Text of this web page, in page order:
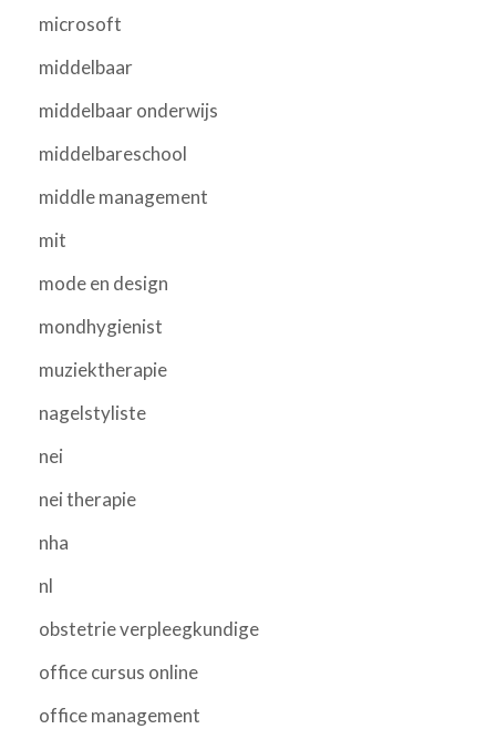
microsoft
middelbaar
middelbaar onderwijs
middelbareschool
middle management
mit
mode en design
mondhygienist
muziektherapie
nagelstyliste
nei
nei therapie
nha
nl
obstetrie verpleegkundige
office cursus online
office management